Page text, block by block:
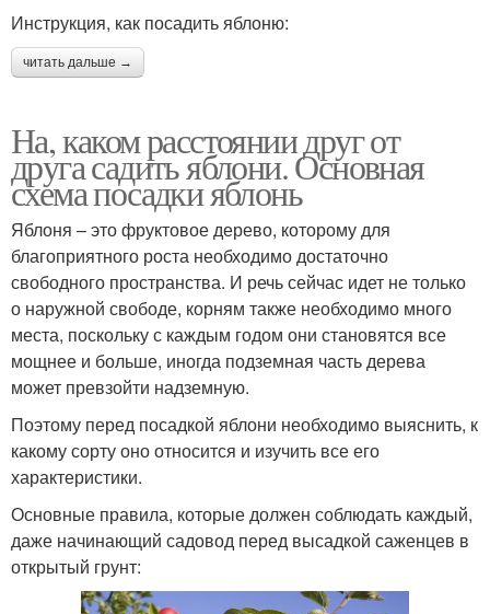
Инструкция, как посадить яблоню:
читать дальше →
На, каком расстоянии друг от
друга садить яблони. Основная
схема посадки яблонь
Яблоня – это фруктовое дерево, которому для
благоприятного роста необходимо достаточно
свободного пространства. И речь сейчас идет не только
о наружной свободе, корням также необходимо много
места, поскольку с каждым годом они становятся все
мощнее и больше, иногда подземная часть дерева
может превзойти надземную.
Поэтому перед посадкой яблони необходимо выяснить, к
какому сорту оно относится и изучить все его
характеристики.
Основные правила, которые должен соблюдать каждый,
даже начинающий садовод перед высадкой саженцев в
открытый грунт: